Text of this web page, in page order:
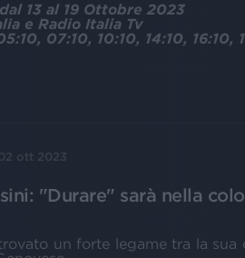
13 al 19 Ottobre 2023
e Radio Italia Tv
07:10, 10:10, 14:10, 16:10,
ott 2023
"Durare" sarà nella
un forte legame tra la